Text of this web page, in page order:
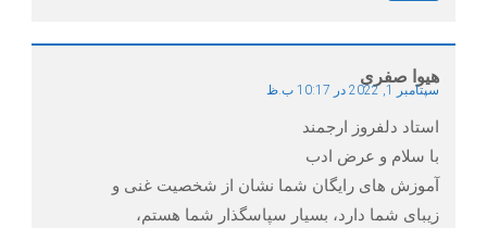
هیوا صفری
سپتامبر 1, 2022 در 10:17 ب.ظ
استاد دلفروز ارجمند
با سلام و عرض ادب
آموزش های رایگان شما نشان از شخصیت غنی و
زیبای شما دارد، بسیار سپاسگذار شما هستم،